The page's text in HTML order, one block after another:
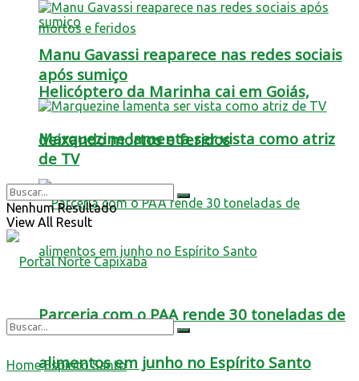
Helicóptero da Marinha cai em Goiás,
deixando mortos e feridos
Parceria com o PAA rende 30 toneladas de
alimentos em junho no Espírito Santo
Manu Gavassi reaparece nas redes sociais
após sumiço
Marquezine lamenta ser vista como atriz
de TV
Nenhum Resultado
View All Result
Home Espírito Santo